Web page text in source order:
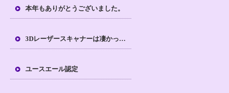
本年もありがとうございました。
3Dレーザースキャナーは凄かった！！
ユースエール認定